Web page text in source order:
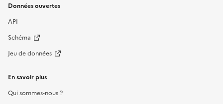
Données ouvertes
API
Schéma
Jeu de données
En savoir plus
Qui sommes-nous ?